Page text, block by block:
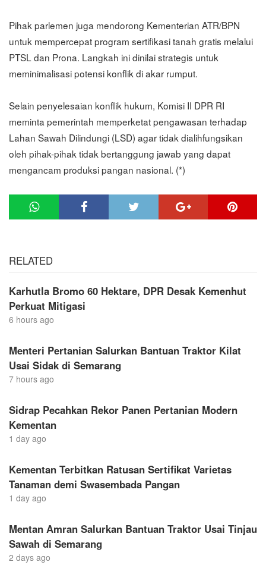
Pihak parlemen juga mendorong Kementerian ATR/BPN
untuk mempercepat program sertifikasi tanah gratis melalui
PTSL dan Prona. Langkah ini dinilai strategis untuk
meminimalisasi potensi konflik di akar rumput.
Selain penyelesaian konflik hukum, Komisi II DPR RI
meminta pemerintah memperketat pengawasan terhadap
Lahan Sawah Dilindungi (LSD) agar tidak dialihfungsikan
oleh pihak-pihak tidak bertanggung jawab yang dapat
mengancam produksi pangan nasional. (*)
RELATED
Karhutla Bromo 60 Hektare, DPR Desak Kemenhut
Perkuat Mitigasi
6 hours ago
Menteri Pertanian Salurkan Bantuan Traktor Kilat
Usai Sidak di Semarang
7 hours ago
Sidrap Pecahkan Rekor Panen Pertanian Modern
Kementan
1 day ago
Kementan Terbitkan Ratusan Sertifikat Varietas
Tanaman demi Swasembada Pangan
1 day ago
Mentan Amran Salurkan Bantuan Traktor Usai Tinjau
Sawah di Semarang
2 days ago